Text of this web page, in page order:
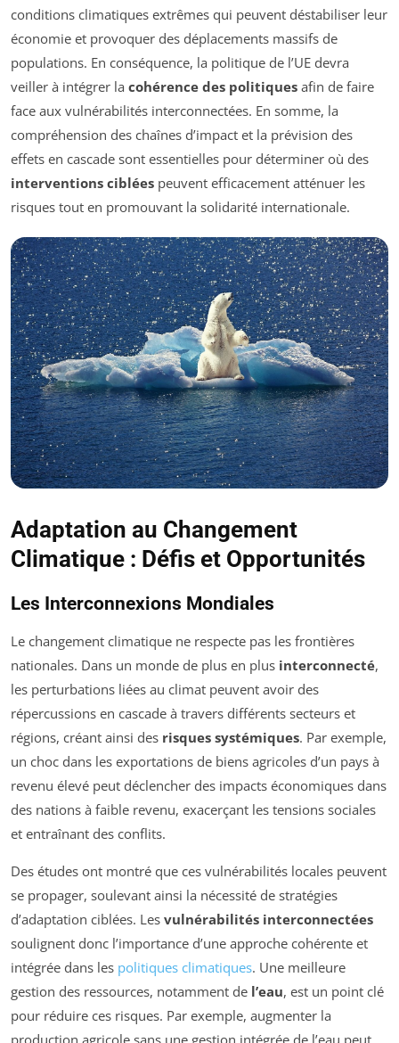
conditions climatiques extrêmes qui peuvent déstabiliser leur
économie et provoquer des déplacements massifs de
populations. En conséquence, la politique de l’UE devra
veiller à intégrer la cohérence des politiques afin de faire
face aux vulnérabilités interconnectées. En somme, la
compréhension des chaînes d’impact et la prévision des
effets en cascade sont essentielles pour déterminer où des
interventions ciblées peuvent efficacement atténuer les
risques tout en promouvant la solidarité internationale.
Adaptation au Changement
Climatique : Défis et Opportunités
Les Interconnexions Mondiales
Le changement climatique ne respecte pas les frontières
nationales. Dans un monde de plus en plus interconnecté,
les perturbations liées au climat peuvent avoir des
répercussions en cascade à travers différents secteurs et
régions, créant ainsi des risques systémiques. Par exemple,
un choc dans les exportations de biens agricoles d’un pays à
revenu élevé peut déclencher des impacts économiques dans
des nations à faible revenu, exacerçant les tensions sociales
et entraînant des conflits.
Des études ont montré que ces vulnérabilités locales peuvent
se propager, soulevant ainsi la nécessité de stratégies
d’adaptation ciblées. Les vulnérabilités interconnectées
soulignent donc l’importance d’une approche cohérente et
intégrée dans les politiques climatiques. Une meilleure
gestion des ressources, notamment de l’eau, est un point clé
pour réduire ces risques. Par exemple, augmenter la